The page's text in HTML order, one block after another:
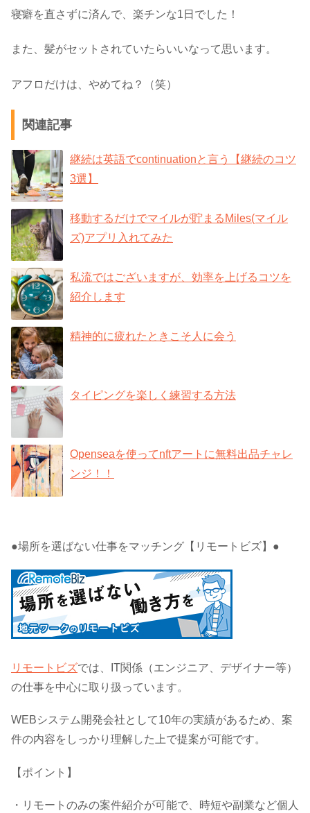
寝癖を直さずに済んで、楽チンな1日でした！
また、髪がセットされていたらいいなって思います。
アフロだけは、やめてね？（笑）
関連記事
継続は英語でcontinuationと言う【継続のコツ
3選】
移動するだけでマイルが貯まるMiles(マイル
ズ)アプリ入れてみた
私流ではございますが、効率を上げるコツを
紹介します
精神的に疲れたときこそ人に会う
タイピングを楽しく練習する方法
Openseaを使ってnftアートに無料出品チャレ
ンジ！！
●場所を選ばない仕事をマッチング【リモートビズ】●
リモートビズでは、IT関係（エンジニア、デザイナー等）
の仕事を中心に取り扱っています。
WEBシステム開発会社として10年の実績があるため、案
件の内容をしっかり理解した上で提案が可能です。
【ポイント】
・リモートのみの案件紹介が可能で、時短や副業など個人